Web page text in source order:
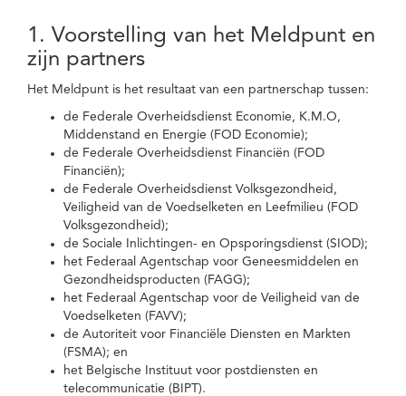
1. Voorstelling van het Meldpunt en
zijn partners
Het Meldpunt is het resultaat van een partnerschap tussen:
de Federale Overheidsdienst Economie, K.M.O,
Middenstand en Energie (FOD Economie);
de Federale Overheidsdienst Financiën (FOD
Financiën);
de Federale Overheidsdienst Volksgezondheid,
Veiligheid van de Voedselketen en Leefmilieu (FOD
Volksgezondheid);
de Sociale Inlichtingen- en Opsporingsdienst (SIOD);
het Federaal Agentschap voor Geneesmiddelen en
Gezondheidsproducten (FAGG);
het Federaal Agentschap voor de Veiligheid van de
Voedselketen (FAVV);
de Autoriteit voor Financiële Diensten en Markten
(FSMA); en
het Belgische Instituut voor postdiensten en
telecommunicatie (BIPT).